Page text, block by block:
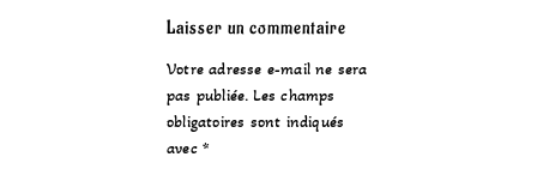
Laisser un commentaire
Votre adresse e-mail ne sera
pas publiée. Les champs
obligatoires sont indiqués
avec *